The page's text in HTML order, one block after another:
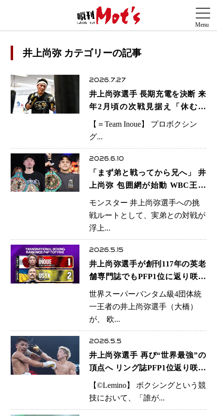
井上尚弥 カテゴリーの記事
2026.7.27
井上尚弥選手 長期充電を決断 来
年2月頃の次戦見据え「休む勇
気」でさらなる高みへ
【＝Team Inoue】 プロボクシン
グ...
2026.6.10
「まず弟と戦ってから兄へ」 井
上尚弥 包囲網が始動 WBC王者
井上拓真選手がロドリゲス戦に前
向き「是非やりたいね」
モンスター 井上尚弥選手への挑
戦ルートとして、実弟との対戦が
浮上...
2026.5.15
井上尚弥選手が創刊117年の英老
舗専門誌でもPFP1位に返り咲き
ウシク選手2位中谷潤人選手は8位
世界スーパーバンタム級4団体統
一王者の井上尚弥選手（大橋）
が、 欧...
2026.5.5
井上尚弥選手 再び“世界最強”の
頂点へ リング誌PFP1位返り咲き
が示す圧倒的価値
【©️Lemino】 ボクシングという競
技において、「誰が...